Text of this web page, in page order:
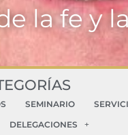
la fe y
SEMINARIO
DELEGACIONES